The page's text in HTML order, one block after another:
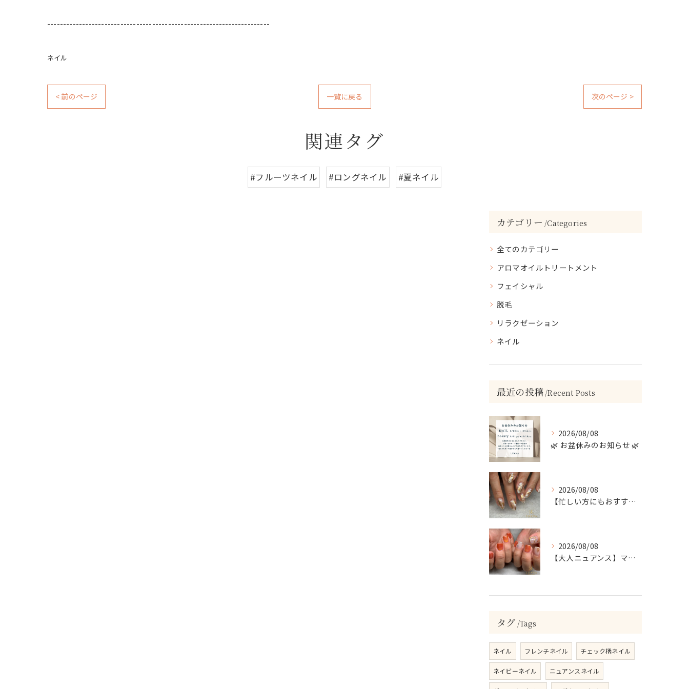
----------------------------------------------------------------------
ネイル
< 前のページ 一覧に戻る 次のページ >
関連タグ
#フルーツネイル #ロングネイル #夏ネイル
カテゴリー Categories
全てのカテゴリー
アロマオイルトリートメント
フェイシャル
脱毛
リラクゼーション
ネイル
最近の投稿 Recent Posts
2026/08/08
🌿 お盆休みのお知らせ 🌿
2026/08/08
【忙しい方にもおすすめ】ゴールド＆ホワイトの大人ニュアンスホイルネイル
2026/08/08
【大人ニュアンス】マグネット×ぷっくりミラーのニュアンスデザイン
タグ Tags
ネイル フレンチネイル チェック柄ネイル
ネイビーネイル ニュアンスネイル